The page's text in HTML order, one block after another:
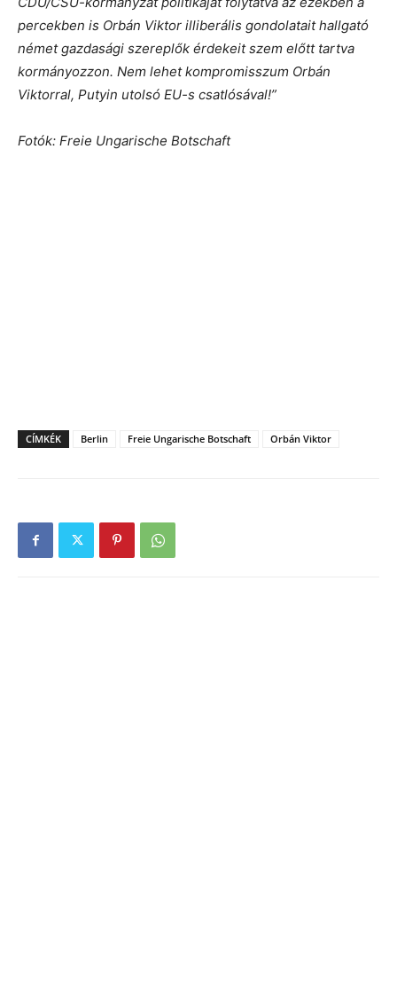
percekben is Orbán Viktor illiberális gondolatait hallgató
német gazdasági szereplők érdekeit szem előtt tartva
kormányozzon. Nem lehet kompromisszum Orbán
Viktorral, Putyin utolsó EU-s csatlósával!”
Fotók: Freie Ungarische Botschaft
CÍMKÉK Berlin Freie Ungarische Botschaft Orbán Viktor